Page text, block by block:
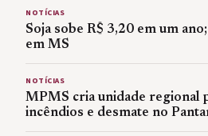
NOTÍCIAS
Soja sobe R$ 3,20 em um
em MS
NOTÍCIAS
MPMS cria unidade regional
incêndios e desmate no